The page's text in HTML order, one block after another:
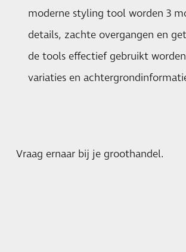
moderne styling tool worden 3
details, zachte overgangen en
de tools effectief gebruikt
variaties en
Vraag ernaar bij je groothandel.